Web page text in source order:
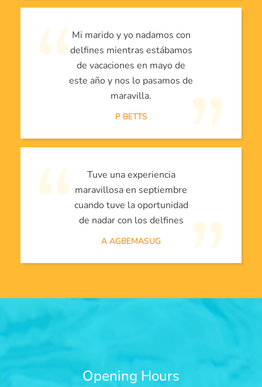
Mi marido y yo nadamos con
delfines mientras estábamos
de vacaciones en mayo de
este año y nos lo pasamos de
maravilla.
P BETTS
Tuve una experiencia
maravillosa en septiembre
cuando tuve la oportunidad
de nadar con los delfines
A AGBEMASUG
Opening Hours